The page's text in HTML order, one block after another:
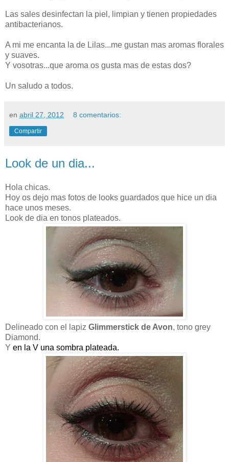
Las sales desinfectan la piel, limpian y tienen propiedades
antibacterianos.
A mi me encanta la de Lilas...me gustan mas aromas florales
y suaves.
Y vosotras...que aroma os gusta mas de estas dos?
Un saludo a todos.
en abril 27, 2012 8 comentarios:
Compartir
Look de un dia...
Hola chicas.
Hoy os dejo mas fotos de looks guardados que hice un dia
hace unos meses.
Look de dia en tonos plateados.
Delineado con el lapiz Glimmerstick de Avon, tono grey
Diamond.
Y en la V una sombra plateada.